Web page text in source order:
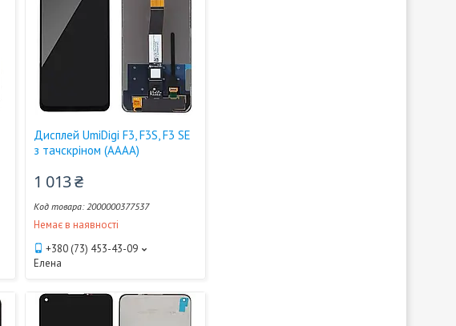
Дисплей UmiDigi F3, F3S, F3 SE
з тачскріном (AAAA)
1 013 ₴
2000000377537
Немає в наявності
+380 (73) 453-43-09
Елена